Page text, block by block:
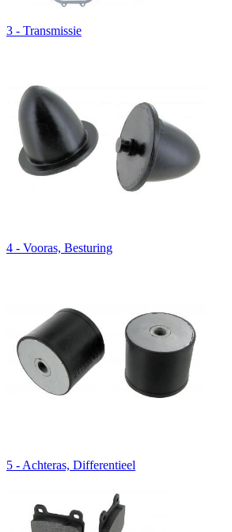
3 - Transmissie
4 - Vooras, Besturing
5 - Achteras, Differentieel